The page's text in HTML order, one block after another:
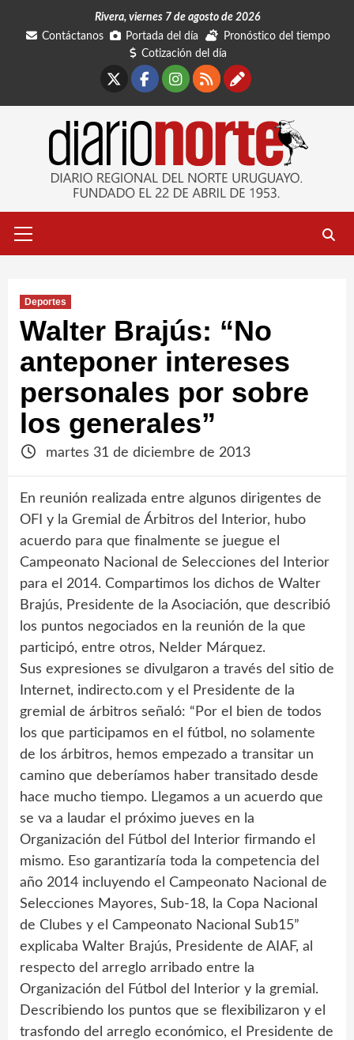
Rivera, viernes 7 de agosto de 2026
Contáctanos
Portada del día
Pronóstico del tiempo
Cotización del día
Facebook
Instagram
RSSContáctanos
primario
Deportes
Walter Brajús: “No
anteponer intereses
personales por sobre
los generales”
martes 31 de diciembre de 2013
En reunión realizada entre algunos dirigentes de
OFI y la Gremial de Árbitros del Interior, hubo
acuerdo para que finalmente se juegue el
Campeonato Nacional de Selecciones del Interior
para el 2014. Compartimos los dichos de Walter
Brajús, Presidente de la Asociación, que describió
los puntos negociados en la reunión de la que
participó, entre otros, Nelder Márquez.
Sus expresiones se divulgaron a través del sitio de
Internet, indirecto.com y el Presidente de la
gremial de árbitros señaló: “Por el bien de todos
los que participamos en el fútbol, no solamente
de los árbitros, hemos empezado a transitar un
camino que deberíamos haber transitado desde
hace mucho tiempo. Llegamos a un acuerdo que
se va a laudar el próximo jueves en la
Organización del Fútbol del Interior firmando el
mismo. Eso garantizaría toda la competencia del
año 2014 incluyendo el Campeonato Nacional de
Selecciones Mayores, Sub-18, la Copa Nacional
de Clubes y el Campeonato Nacional Sub15”
explicaba Walter Brajús, Presidente de AIAF, al
respecto del arreglo arribado entre la
Organización del Fútbol del Interior y la gremial.
Describiendo los puntos que se flexibilizaron y el
trasfondo del arreglo económico, el Presidente de